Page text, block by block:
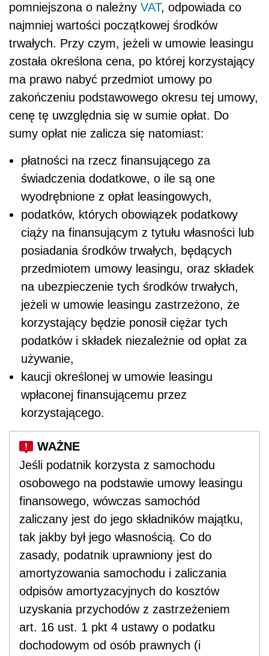
pomniejszona o należny VAT, odpowiada co
najmniej wartości początkowej środków
trwałych. Przy czym, jeżeli w umowie leasingu
została określona cena, po której korzystający
ma prawo nabyć przedmiot umowy po
zakończeniu podstawowego okresu tej umowy,
cenę tę uwzględnia się w sumie opłat. Do
sumy opłat nie zalicza się natomiast:
płatności na rzecz finansującego za
świadczenia dodatkowe, o ile są one
wyodrębnione z opłat leasingowych,
podatków, których obowiązek podatkowy
ciąży na finansującym z tytułu własności lub
posiadania środków trwałych, będących
przedmiotem umowy leasingu, oraz składek
na ubezpieczenie tych środków trwałych,
jeżeli w umowie leasingu zastrzeżono, że
korzystający będzie ponosił ciężar tych
podatków i składek niezależnie od opłat za
używanie,
kaucji określonej w umowie leasingu
wpłaconej finansującemu przez
korzystającego.
Jeśli podatnik korzysta z samochodu
osobowego na podstawie umowy leasingu
finansowego, wówczas samochód
zaliczany jest do jego składników majątku,
tak jakby był jego własnością. Co do
zasady, podatnik uprawniony jest do
amortyzowania samochodu i zaliczania
odpisów amortyzacyjnych do kosztów
uzyskania przychodów z zastrzeżeniem
art. 16 ust. 1 pkt 4 ustawy o podatku
dochodowym od osób prawnych (i